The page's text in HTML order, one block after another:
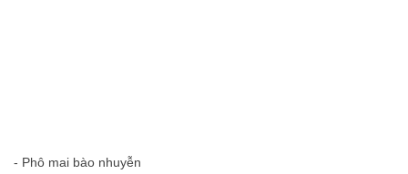
- Phô mai bào nhuyễn